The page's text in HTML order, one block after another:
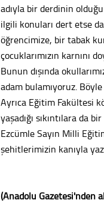
adıyla bir derdinin
ilgili konuları dert etse
öğrencimize, bir tabak
çocuklarımızın karnını
Bunun dışında
adam bulamıyoruz.
Ayrıca Eğitim Fakültesi
yaşadığı sıkıntılara da
Ezcümle Sayın Milli
şehitlerimizin kanıyla
(Anadolu Gazetesi'nden